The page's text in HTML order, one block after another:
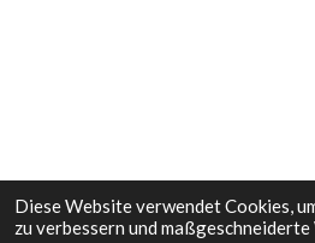
Diese Website verwendet Cookies,
zu verbessern und